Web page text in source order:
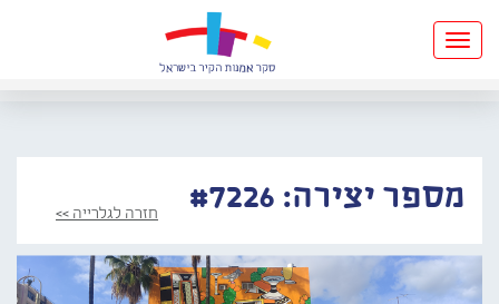
Toggle
navigation
מספר יצירה: #7226 חזרה לגלרייה >>